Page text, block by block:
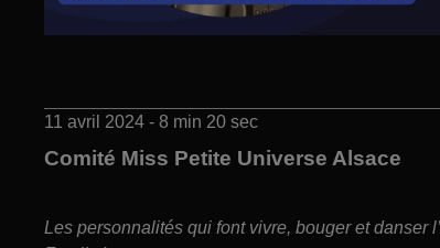
11 avril 2024 - 8 min 20 sec
Comité Miss Petite Universe Alsace
Les personnalités qui font vivre, bouger et danser